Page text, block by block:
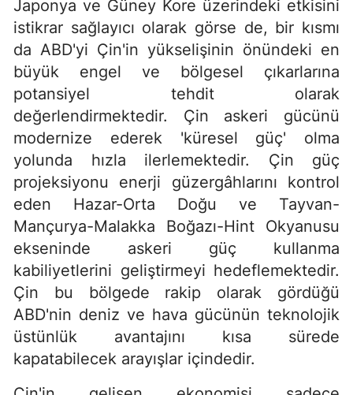
Japonya ve Güney Kore üzerindeki etkisini
istikrar sağlayıcı olarak görse de, bir kısmı
da ABD'yi Çin'in yükselişinin önündeki en
büyük engel ve bölgesel çıkarlarına
potansiyel tehdit olarak
değerlendirmektedir. Çin askeri gücünü
modernize ederek 'küresel güç' olma
yolunda hızla ilerlemektedir. Çin güç
projeksiyonu enerji güzergâhlarını kontrol
eden Hazar-Orta Doğu ve Tayvan-
Mançurya-Malakka Boğazı-Hint Okyanusu
ekseninde askeri güç kullanma
kabiliyetlerini geliştirmeyi hedeflemektedir.
Çin bu bölgede rakip olarak gördüğü
ABD'nin deniz ve hava gücünün teknolojik
üstünlük avantajını kısa sürede
kapatabilecek arayışlar içindedir.